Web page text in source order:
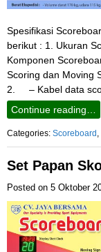
Spesifikasi
berikut : 1. Ukuran
Komponen
Scoring dan
2. – Kabel data
Continue reading…
Categories: Scoreboard
Set Papan
Posted on 5 Oktober